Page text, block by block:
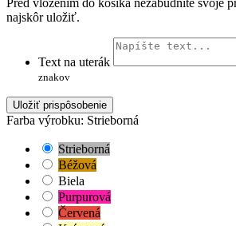
Pred vložením do košíka nezabudnite svoje
najskôr uložiť.
Text na uterák
znakov
Uložiť prispôsobenie
Farba výrobku: Strieborná
Strieborná
Béžová
Biela
Purpurová
Červená